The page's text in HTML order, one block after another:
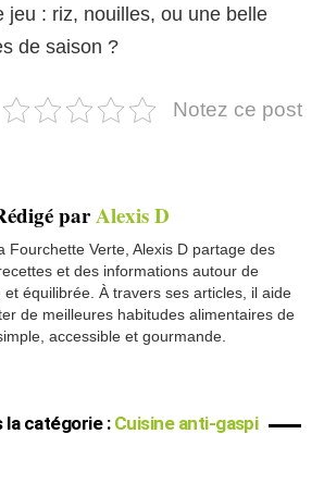
jeu : riz, nouilles, ou une belle
de saison ?
Notez ce post
parAlexis D
Fourchette Verte, Alexis D partage des
et des informations autour de
et équilibrée. À travers ses articles, il aide
de meilleures habitudes alimentaires de
accessible et gourmande.
la catégorie :Cuisine anti-gaspi